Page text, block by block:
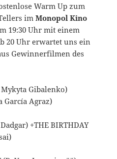
Warm Up zum
imMonopol Kino
19:30 Uhr mit einem
20 Uhr erwartet uns ein
Gewinnerfilmen des
Mykyta Gibalenko)
García Agraz)
+THE BIRTHDAY